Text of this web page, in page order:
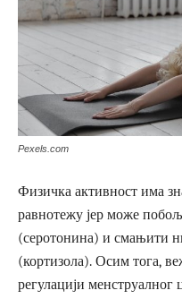
Pexels.com
Физичка активност има
равнотежу јер може
(серотонина) и смањити
(кортизола). Осим тога,
регулацији